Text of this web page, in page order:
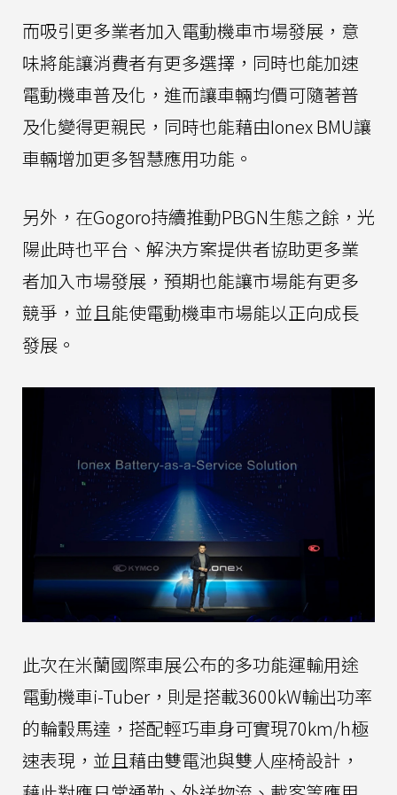
而吸引更多業者加入電動機車市場發展，意
味將能讓消費者有更多選擇，同時也能加速
電動機車普及化，進而讓車輛均價可隨著普
及化變得更親民，同時也能藉由Ionex BMU讓
車輛增加更多智慧應用功能。
另外，在Gogoro持續推動PBGN生態之餘，光
陽此時也平台、解決方案提供者協助更多業
者加入市場發展，預期也能讓市場能有更多
競爭，並且能使電動機車市場能以正向成長
發展。
此次在米蘭國際車展公布的多功能運輸用途
電動機車i-Tuber，則是搭載3600kW輸出功率
的輪轂馬達，搭配輕巧車身可實現70km/h極
速表現，並且藉由雙電池與雙人座椅設計，